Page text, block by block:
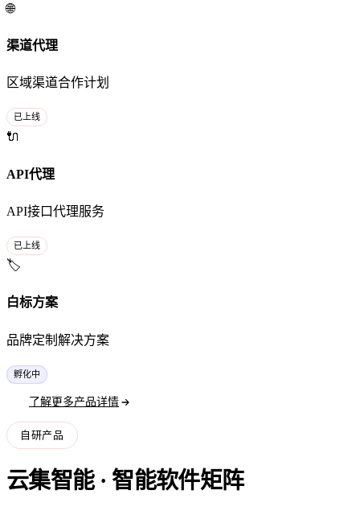
🌐
渠道代理
区域渠道合作计划
已上线
🔌
API代理
API接口代理服务
已上线
🏷️
白标方案
品牌定制解决方案
孵化中
了解更多产品详情
自研产品
云集智能 · 智能软件矩阵